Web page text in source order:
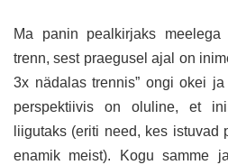
Ma panin pealkirjaks
trenn, sest praegusel ajal on
3x nädalas trennis” ongi okei
perspektiivis on oluline, et
liigutaks (eriti need, kes istuvad
enamik meist). Kogu samme